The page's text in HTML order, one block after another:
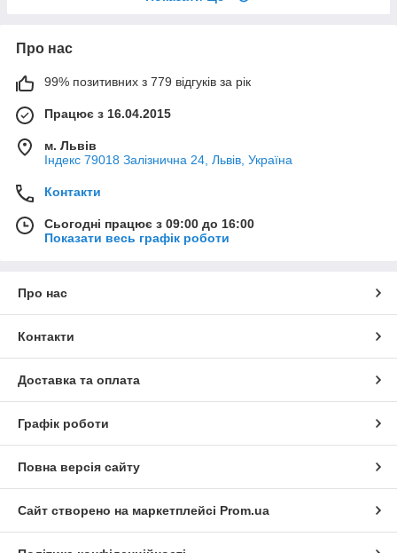
Про нас
99% позитивних з 779 відгуків за рік
Працює з 16.04.2015
м. Львів
Індекс 79018 Залізнична 24, Львів, Україна
Контакти
Сьогодні працює з 09:00 до 16:00
Показати весь графік роботи
Про нас
Контакти
Доставка та оплата
Графік роботи
Повна версія сайту
Сайт створено на маркетплейсі Prom.ua